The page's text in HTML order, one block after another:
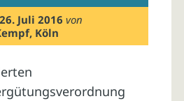
26. Juli 2016 von
Köln